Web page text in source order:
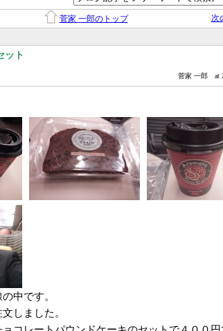
菅家 一郎のトップ 次
ット
菅家 一郎 at
中です。
しました。